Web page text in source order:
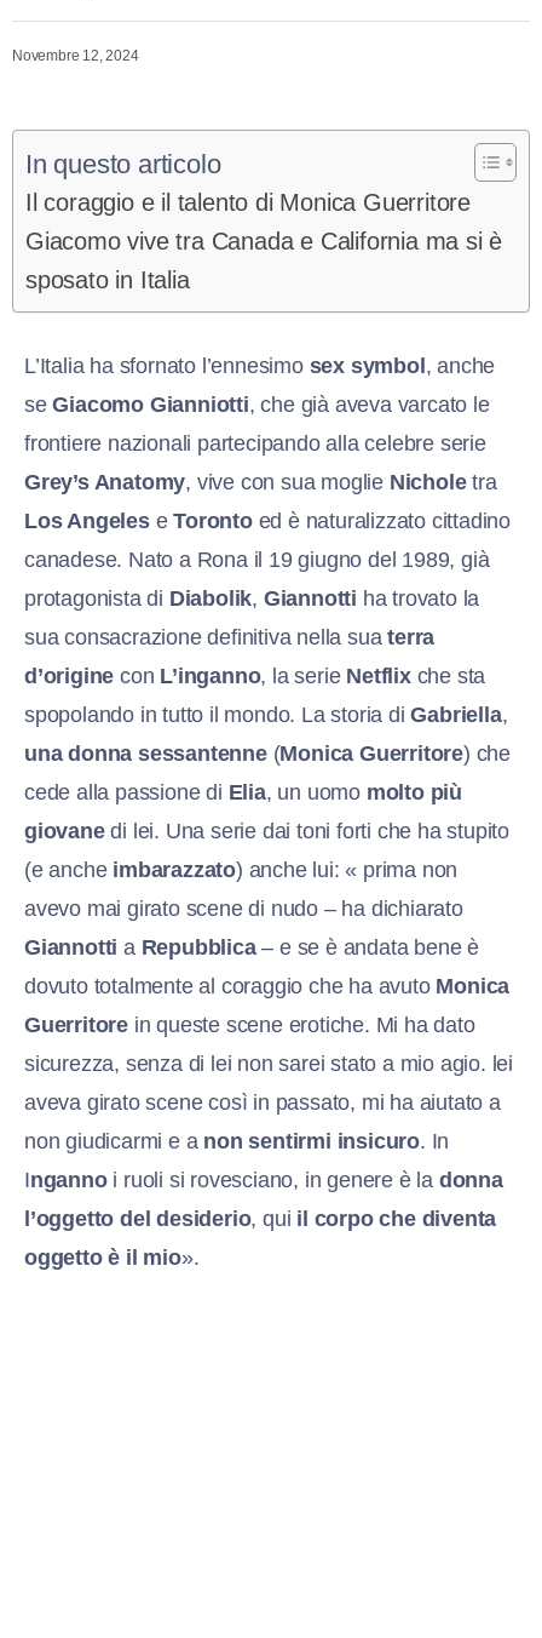
Novembre 12, 2024
In questo articolo
Il coraggio e il talento di Monica Guerritore
Giacomo vive tra Canada e California ma si è
sposato in Italia
L’Italia ha sfornato l’ennesimo sex symbol , anche
seGiacomo Gianniotti, che già aveva varcato le
frontiere nazionali partecipando alla celebre serie
Grey’s Anatomy, vive con sua moglie Nicholetra
Los AngeleseTorontoed è naturalizzato cittadino
canadese. Nato a Rona il 19 giugno del 1989, già
protagonista di Diabolik, Giannotti ha trovato la
sua consacrazione definitiva nella suaterra
d’origine con L’inganno, la serie Netflix che sta
spopolando in tutto il mondo. La storia diGabriella,
una donna sessantenne(Monica Guerritore) che
cede alla passione di Elia, un uomo molto più
giovanedi lei. Una serie dai toni forti che ha stupito
(e anche imbarazzato) anche lui: « prima non
avevo mai girato scene di nudo – ha dichiarato
Giannotti a Repubblica– e se è andata bene è
dovuto totalmente al coraggio che ha avuto Monica
Guerritore in queste scene erotiche. Mi ha dato
sicurezza, senza di lei non sarei stato a mio agio. lei
aveva girato scene così in passato, mi ha aiutato a
non giudicarmi e a non sentirmi insicuro. In
Ingannoi ruoli si rovesciano, in genere è la donna
l’oggetto del desiderio, qui il corpo che diventa
oggetto è il mio».